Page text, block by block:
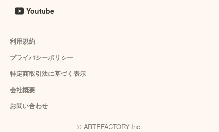
Youtube
利用規約
プライバシーポリシー
特定商取引法に基づく表示
会社概要
お問い合わせ
© ARTEFACTORY Inc.